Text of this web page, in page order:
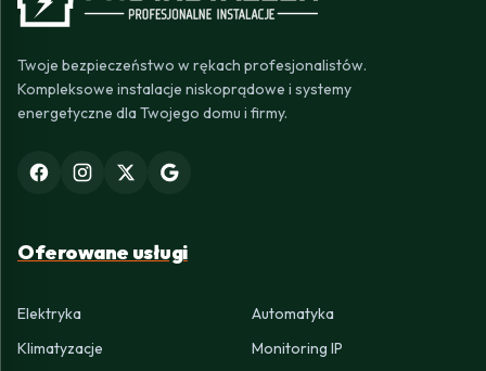
Twoje bezpieczeństwo w rękach profesjonalistów.
Kompleksowe instalacje niskoprądowe i systemy
energetyczne dla Twojego domu i firmy.
Oferowane usługi
Elektryka
Automatyka
Klimatyzacje
Monitoring IP